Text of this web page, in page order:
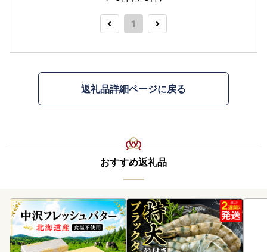
1
返礼品詳細ページに戻る
おすすめ返礼品